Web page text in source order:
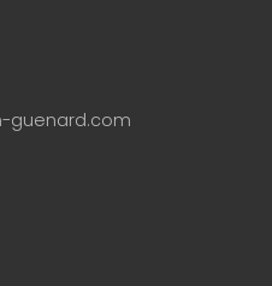
guenard.com